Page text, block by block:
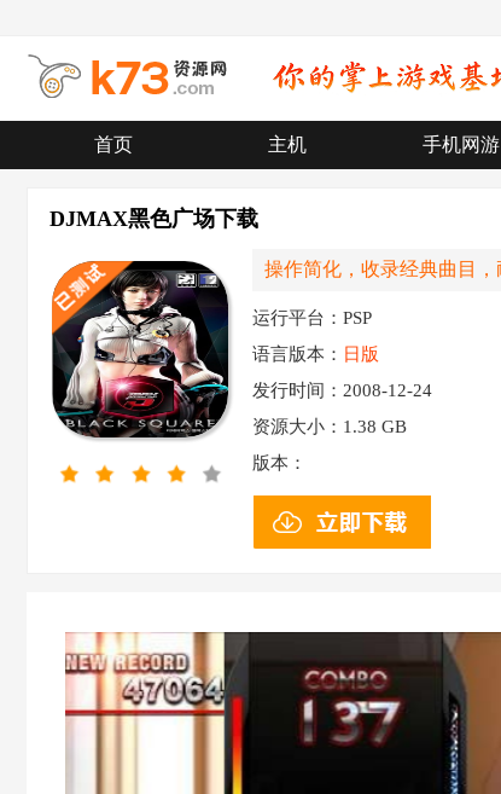
首页 主机 手机网游
DJMAX黑色广场下载
操作简化，收录经典曲目，
运行平台：PSP
语言版本： 日版
发行时间：2008-12-24
资源大小： 1.38 GB
版本：